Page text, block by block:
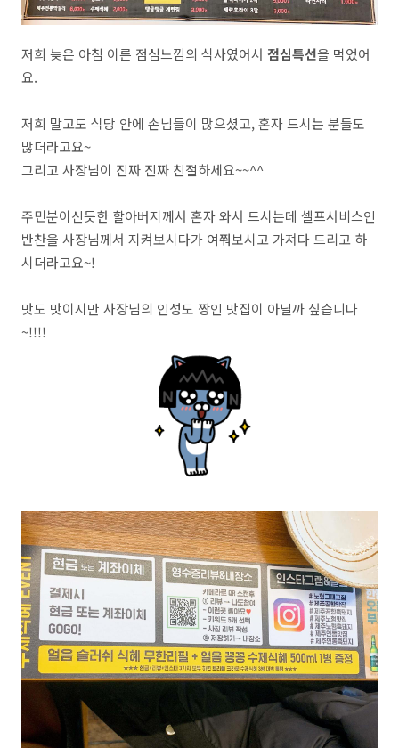
저희 늦은 아침 이른 점심느낌의 식사였어서 점심특선을 먹었어
요.
저희 말고도 식당 안에 손님들이 많으셨고, 혼자 드시는 분들도
많더라고요~
그리고 사장님이 진짜 진짜 친절하세요~~^^
주민분이신듯한 할아버지께서 혼자 와서 드시는데 셀프서비스인
반찬을 사장님께서 지켜보시다가 여쭤보시고 가져다 드리고 하
시더라고요~!
맛도 맛이지만 사장님의 인성도 짱인 맛집이 아닐까 싶습니다
~!!!!